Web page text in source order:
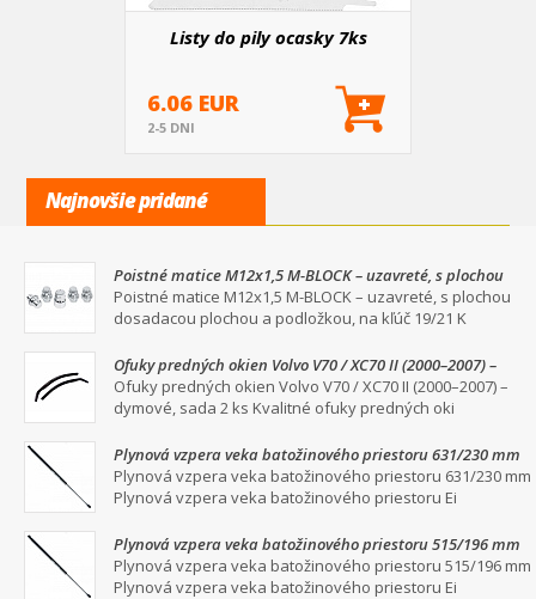
Listy do pily ocasky 7ks
6.06 EUR
2-5 DNI
Najnovšie pridané
Poistné matice M12x1,5 M-BLOCK – uzavreté, s plochou
dosadacou plochou a podložkou, na kľúč 19/21
Poistné matice M12x1,5 M-BLOCK – uzavreté, s plochou
dosadacou plochou a podložkou, na kľúč 19/21 K
Ofuky predných okien Volvo V70 / XC70 II (2000–2007) –
dymové, sada 2 ks
Ofuky predných okien Volvo V70 / XC70 II (2000–2007) –
dymové, sada 2 ks Kvalitné ofuky predných oki
Plynová vzpera veka batožinového priestoru 631/230 mm
Plynová vzpera veka batožinového priestoru 631/230 mm
Plynová vzpera veka batožinového priestoru Ei
Plynová vzpera veka batožinového priestoru 515/196 mm
Plynová vzpera veka batožinového priestoru 515/196 mm
Plynová vzpera veka batožinového priestoru Ei